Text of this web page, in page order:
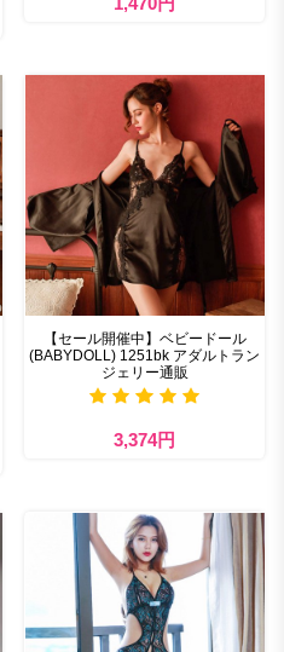
【セール開催中】ベビードール
(BABYDOLL) 1251bk アダルトラン
ジェリー通販
3,374円